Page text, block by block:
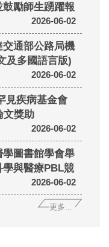
勵師生踴躍報
2026-06-02
交通部公路局機
及多國語言版)
2026-06-02
見疾病基金會
文獎助
2026-06-02
學圖書館學會舉
與醫療PBL競
2026-06-02
更多...